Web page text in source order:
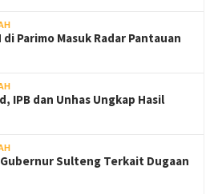
di Parimo Masuk Radar Pantauan
IPB dan Unhas Ungkap Hasil
Gubernur Sulteng Terkait Dugaan